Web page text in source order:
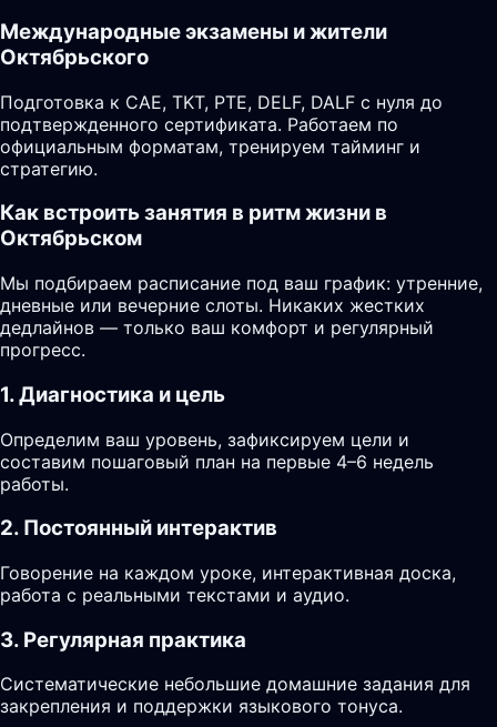
Международные экзамены и жители
Октябрьского
Подготовка к CAE, TKT, PTE, DELF, DALF с нуля до
подтвержденного сертификата. Работаем по
официальным форматам, тренируем тайминг и
стратегию.
Как встроить занятия в ритм жизни в
Октябрьском
Мы подбираем расписание под ваш график: утренние,
дневные или вечерние слоты. Никаких жестких
дедлайнов — только ваш комфорт и регулярный
прогресс.
1. Диагностика и цель
Определим ваш уровень, зафиксируем цели и
составим пошаговый план на первые 4–6 недель
работы.
2. Постоянный интерактив
Говорение на каждом уроке, интерактивная доска,
работа с реальными текстами и аудио.
3. Регулярная практика
Систематические небольшие домашние задания для
закрепления и поддержки языкового тонуса.